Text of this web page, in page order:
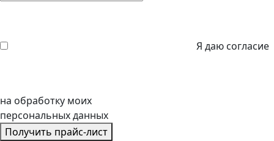
Я даю согласие
на обработку моих
персональных данных
Получить прайс-лист